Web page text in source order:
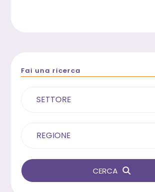
Fai una ricerca
SETTORE
REGIONE
CERCA